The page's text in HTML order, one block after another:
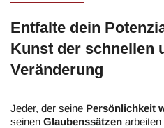
Entfalte dein
Kunst der schnellen
Veränderung
Jeder, der seine Persönlichkeit
seinen Glaubenssätzen